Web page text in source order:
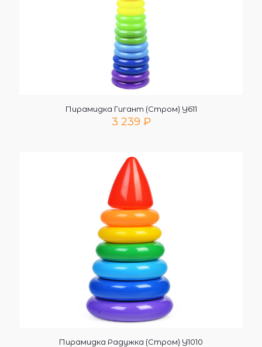
Пирамидка Гигант (Стром) У611
3 239 ₽
Пирамидка Радужка (Стром) У1010